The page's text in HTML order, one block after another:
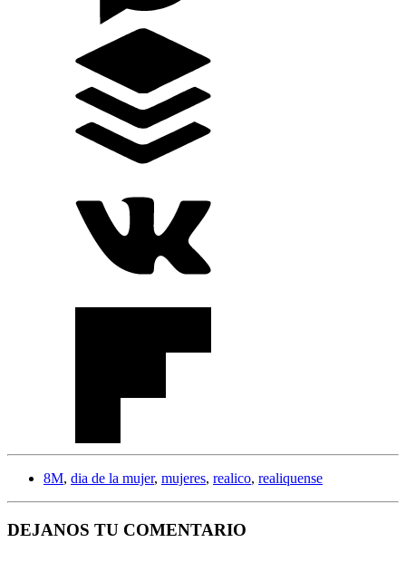
8M, dia de la mujer, mujeres, realico, realiquense
DEJANOS TU COMENTARIO